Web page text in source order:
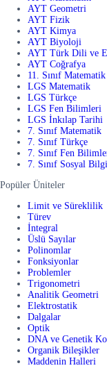
AYT Geometri
AYT Fizik
AYT Kimya
AYT Biyoloji
AYT Türk Dili ve
AYT Coğrafya
11. Sınıf Matematik
LGS Matematik
LGS Türkçe
LGS Fen Bilimleri
LGS İnkılap Tarihi
7. Sınıf Matematik
7. Sınıf Türkçe
7. Sınıf Fen
7. Sınıf Sosyal
Popüler Üniteler
Limit ve Süreklilik
Türev
İntegral
Üslü Sayılar
Polinomlar
Fonksiyonlar
Problemler
Trigonometri
Analitik Geometri
Elektrostatik
Dalgalar
Optik
DNA ve Genetik
Organik Bileşikler
Maddenin Halleri